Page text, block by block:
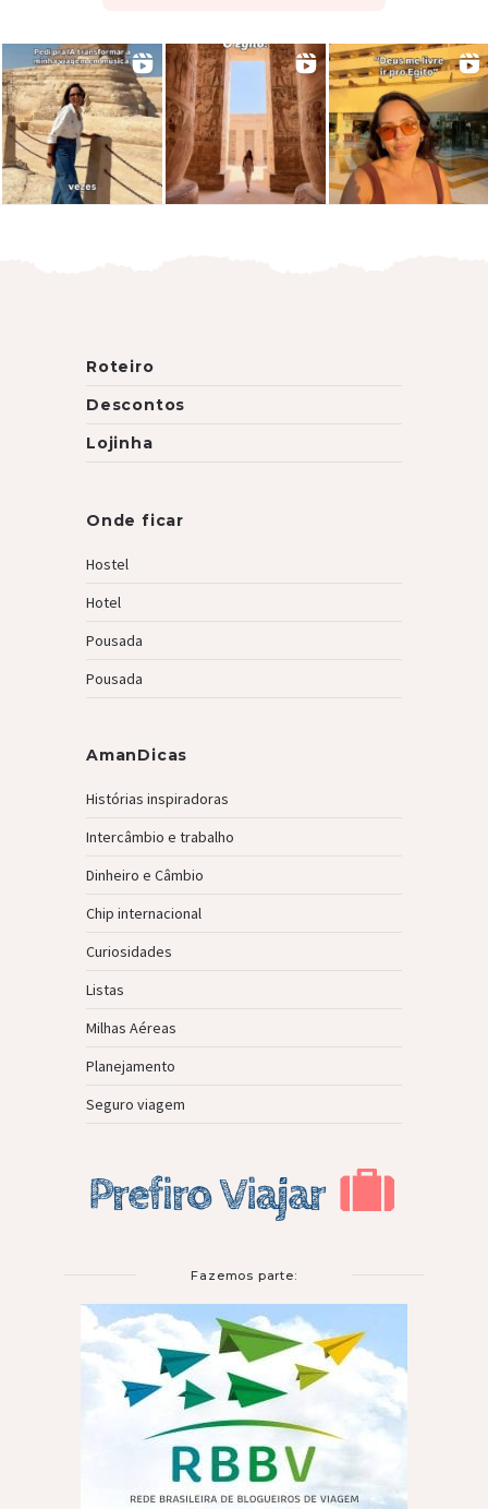
Roteiro
Descontos
Lojinha
Onde ficar
Hostel
Hotel
Pousada
Pousada
AmanDicas
Histórias inspiradoras
Intercâmbio e trabalho
Dinheiro e Câmbio
Chip internacional
Curiosidades
Listas
Milhas Aéreas
Planejamento
Seguro viagem
Fazemos parte: